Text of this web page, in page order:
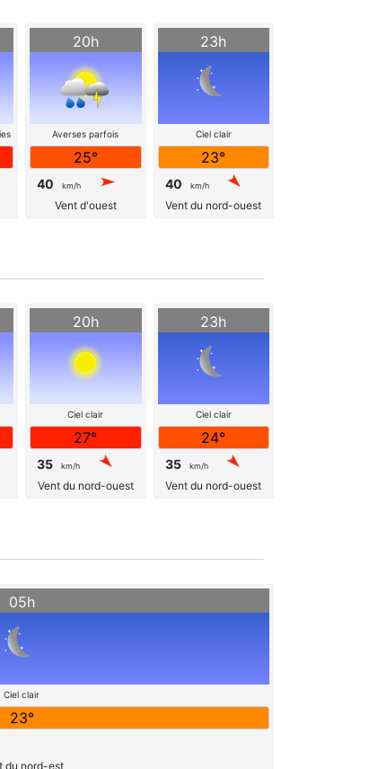
20h
Averses parfois
orageuses
25°
40 km/h
Vent d'ouest
23h
Ciel clair
23°
40 km/h
Vent du nord-ouest
20h
Ciel clair
27°
35 km/h
Vent du nord-ouest
23h
Ciel clair
24°
35 km/h
Vent du nord-ouest
05h
Ciel clair
23°
du nord-est